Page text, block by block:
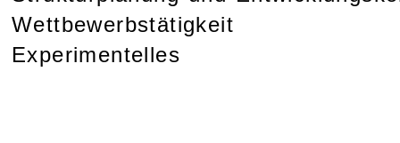
Wettbewerbstätigkeit
Experimentelles